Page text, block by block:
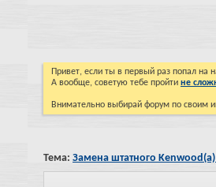
Привет, если ты в первый раз попал на
А вообще, советую тебе пройти не
Внимательно выбирай форум по своим
Тема: Замена штатного